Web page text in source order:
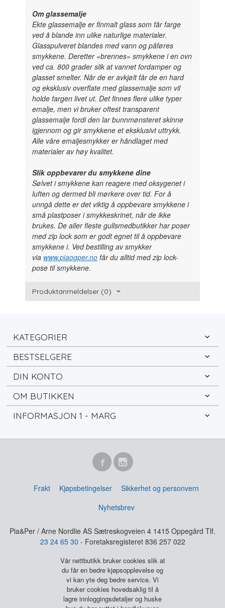
Om glassemalje
Ekte glassemalje er finmalt glass som får farge
ved å blande inn ulike naturlige materialer.
Glasspulveret blandes med vann og påføres
smykkene. Deretter «brennes» smykkene i en ovn
ved ca. 800 grader slik at vannet fordamper og
glasset smelter. Når de er avkjølt får de en hard
og eksklusiv overflate med glassemalje som vil
holde fargen livet ut. Det finnes flere ulike typer
emalje, men vi bruker oftest transparent
glassemalje fordi den lar bunnmønsteret skinne
igjennom og gir smykkene et eksklusivt uttrykk.
Alle våre emaljesmykker er håndlaget med
materialer av høy kvalitet.
Slik oppbevarer du smykkene dine
Sølvet i smykkene kan reagere med oksygenet i
luften og dermed bli mørkere over tid. For å
unngå dette er det viktig å oppbevare smykkene i
små plastposer i smykkeskrinet, når de ikke
brukes. De aller fleste gullsmedbutikker har poser
med zip lock som er godt egnet til å oppbevare
smykkene i. Ved bestilling av smykker
via www.piaogper.no får du alltid med zip lock-
pose til smykkene.
Produktanmeldelser (0)
KATEGORIER
BESTSELGERE
DIN KONTO
OM BUTIKKEN
INFORMASJON 1 - MARG
Frakt Kjøpsbetingelser
Sikkerhet og personvern
Nyhetsbrev
Pia&Per / Arne Nordlie AS Sætreskogveien 4 1415 Oppegård Tlf.
23 24 65 30 - Foretaksregisteret 836 257 022
Vår nettbutikk bruker cookies slik at
du får en bedre kjøpsopplevelse og
vi kan yte deg bedre service. Vi
bruker cookies hovedsaklig til å
lagre innloggingsdetaljer og huske